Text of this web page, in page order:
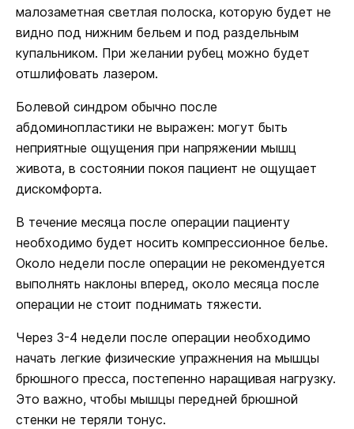
малозаметная светлая полоска, которую будет не
видно под нижним бельем и под раздельным
купальником. При желании рубец можно будет
отшлифовать лазером.
Болевой синдром обычно после
абдоминопластики не выражен: могут быть
неприятные ощущения при напряжении мышц
живота, в состоянии покоя пациент не ощущает
дискомфорта.
В течение месяца после операции пациенту
необходимо будет носить компрессионное белье.
Около недели после операции не рекомендуется
выполнять наклоны вперед, около месяца после
операции не стоит поднимать тяжести.
Через 3-4 недели после операции необходимо
начать легкие физические упражнения на мышцы
брюшного пресса, постепенно наращивая нагрузку.
Это важно, чтобы мышцы передней брюшной
стенки не теряли тонус.